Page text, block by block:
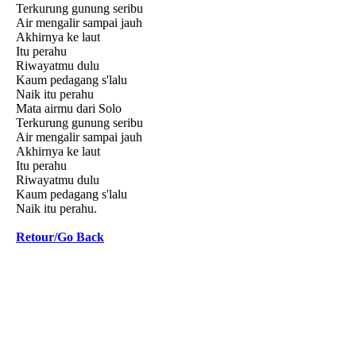
Terkurung gunung seribu
Air mengalir sampai jauh
Akhirnya ke laut
Itu perahu
Riwayatmu dulu
Kaum pedagang s'lalu
Naik itu perahu
Mata airmu dari Solo
Terkurung gunung seribu
Air mengalir sampai jauh
Akhirnya ke laut
Itu perahu
Riwayatmu dulu
Kaum pedagang s'lalu
Naik itu perahu.
Retour/Go Back